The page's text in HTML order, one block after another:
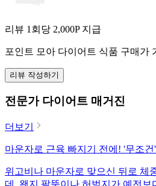
리뷰 1회당 2,000P 지급
포인트 모아 다이어트 식품 구매가
리뷰 작성하기
전문가 다이어트 매거진
더보기
마운자로 근육 빠지기 전에! '무조
위고비나 마운자로 맞으신 뒤로 체
데, 왠지 팔뚝이나 허벅지가 예전보